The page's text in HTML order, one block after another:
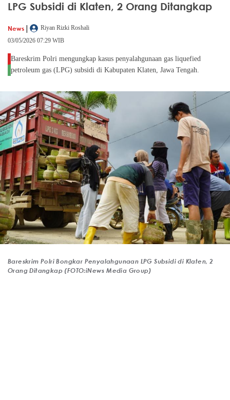
LPG Subsidi di Klaten, 2 Orang Ditangkap
News |
Riyan Rizki Roshali
03/05/2026 07:29 WIB
Bareskrim Polri mengungkap kasus penyalahgunaan gas liquefied
petroleum gas (LPG) subsidi di Kabupaten Klaten, Jawa Tengah.
Bareskrim Polri Bongkar Penyalahgunaan LPG Subsidi di Klaten, 2
Orang Ditangkap (FOTO:iNews Media Group)